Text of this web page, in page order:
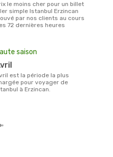
simple Istanbul Erzincan
par nos clients au cours
72 dernières heures
saison
avril
pour voyager de
à Erzincan.